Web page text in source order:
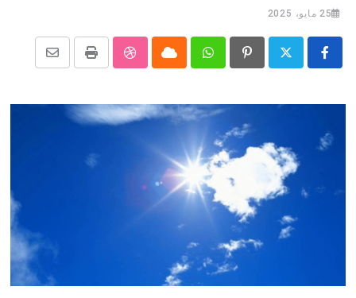
المدونة
بيانات
25 مايو، 2025
Pinterest
Whatsapp
Cloud
StumbleUpon
Print
Share
Email